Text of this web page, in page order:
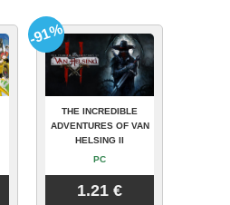
THE INCREDIBLE
ADVENTURES OF VAN
HELSING II
PC
1.21 €
-91%